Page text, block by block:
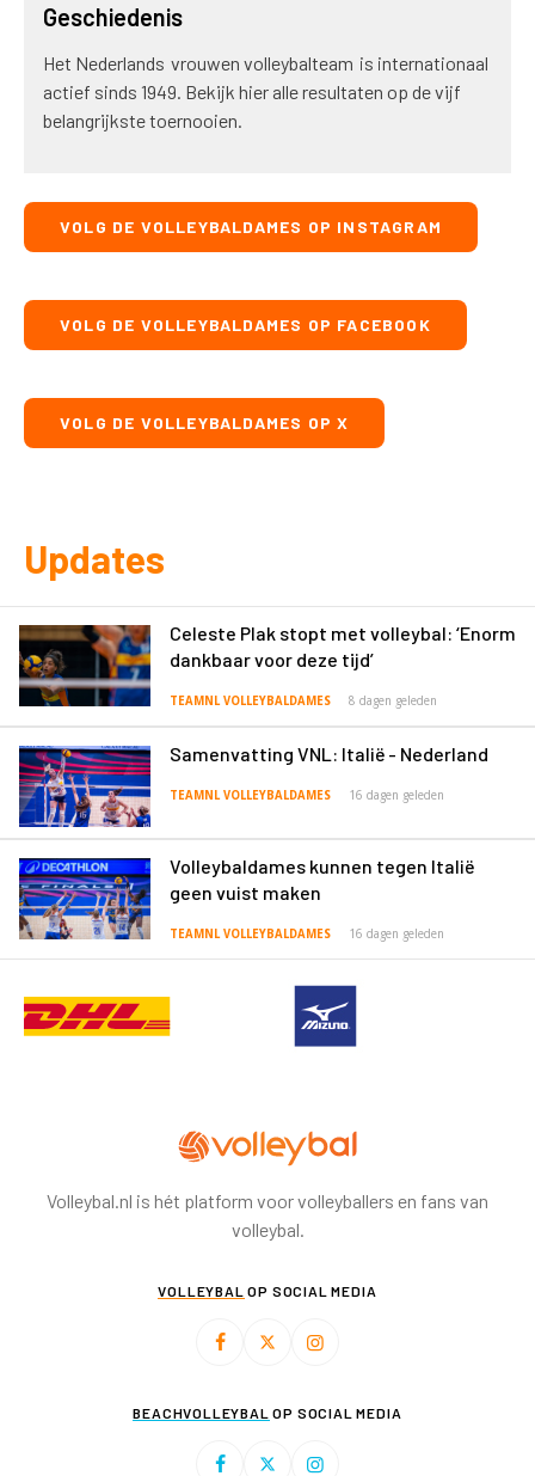
Geschiedenis
Het Nederlands vrouwen volleybalteam is internationaal
actief sinds 1949. Bekijk hier alle resultaten op de vijf
belangrijkste toernooien.
VOLG DE VOLLEYBALDAMES OP INSTAGRAM
VOLG DE VOLLEYBALDAMES OP FACEBOOK
VOLG DE VOLLEYBALDAMES OP X
Updates
Celeste Plak stopt met volleybal: ‘Enorm
dankbaar voor deze tijd’
TEAMNL VOLLEYBALDAMES 8 dagen geleden
Samenvatting VNL: Italië - Nederland
TEAMNL VOLLEYBALDAMES 16 dagen geleden
Volleybaldames kunnen tegen Italië
geen vuist maken
TEAMNL VOLLEYBALDAMES 16 dagen geleden
Volleybal.nl is hét platform voor volleyballers en fans van
volleybal.
VOLLEYBAL OP SOCIAL MEDIA
BEACHVOLLEYBAL OP SOCIAL MEDIA